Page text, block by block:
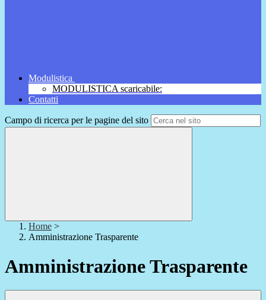
Modulistica
MODULISTICA scaricabile:
Contatti
Campo di ricerca per le pagine del sito
Home >
Amministrazione Trasparente
Amministrazione Trasparente